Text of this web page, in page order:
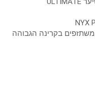
NYX
משתזפים בקרינה הגבוהה